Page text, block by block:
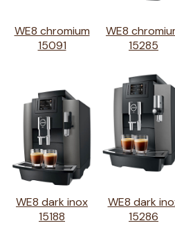
WE8 chromium
15091
WE8
15285
WE8 dark inox
15188
WE8 dark
15286